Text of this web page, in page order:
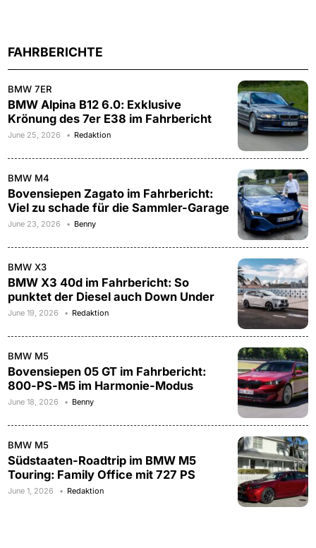
FAHRBERICHTE
BMW 7ER
BMW Alpina B12 6.0: Exklusive
Krönung des 7er E38 im Fahrbericht
June 25, 2026 Redaktion
BMW M4
Bovensiepen Zagato im Fahrbericht:
Viel zu schade für die Sammler-Garage
June 23, 2026 Benny
BMW X3
BMW X3 40d im Fahrbericht: So
punktet der Diesel auch Down Under
June 19, 2026 Redaktion
BMW M5
Bovensiepen 05 GT im Fahrbericht:
800-PS-M5 im Harmonie-Modus
June 18, 2026 Benny
BMW M5
Südstaaten-Roadtrip im BMW M5
Touring: Family Office mit 727 PS
June 1, 2026 Redaktion